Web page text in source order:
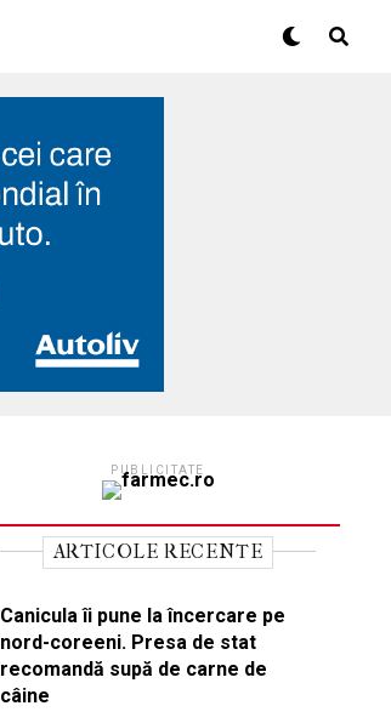
PUBLICITATE
ARTICOLE RECENTE
Canicula îi pune la încercare pe
nord-coreeni. Presa de stat
recomandă supă de carne de
câine